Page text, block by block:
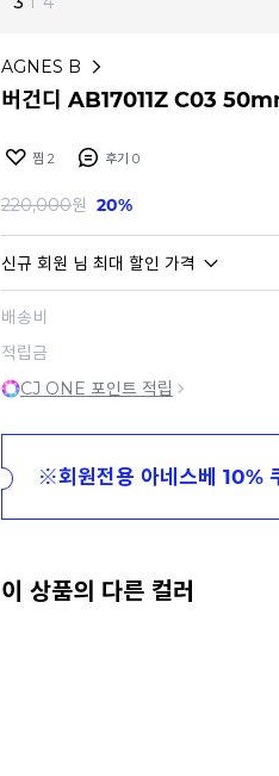
AGNES B
버건디 AB17011Z C03
찜 2 후기 0
220,000원 20%
신규 회원 님 최대 할인 가격
배송비
적립금
CJ ONE 포인트 적립
※회원전용 아네스베 10%
이 상품의 다른 컬러